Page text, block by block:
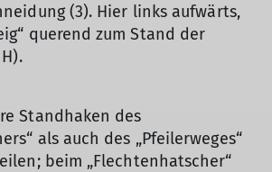
(3). Hier links aufwärts,
querend zum Stand der
Standhaken des
als auch des „Pfeilerweges“
beim „Flechtenhatscher“